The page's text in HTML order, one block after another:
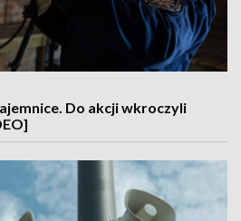
Do akcji wkroczyli